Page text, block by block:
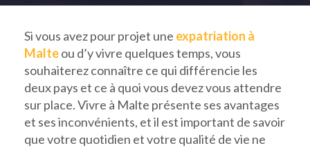
Si vous avez pour projet une expatriation à
Malteou d’y vivre quelques temps, vous
souhaiterez connaître ce qui différencie les
deux pays et ce à quoi vous devez vous attendre
sur place. Vivre à Malte présente ses avantages
et ses inconvénients, et il est important de savoir
que votre quotidien et votre qualité de vie ne